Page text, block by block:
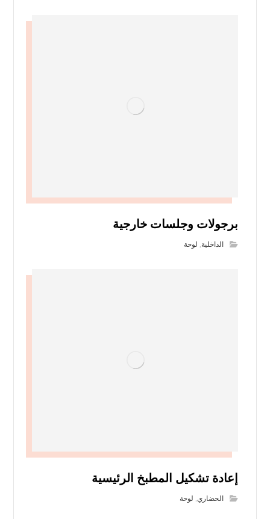
برجولات وجلسات خارجية
الداخلية, لوحة
إعادة تشكيل المطبخ الرئيسية
الحضاري, لوحة